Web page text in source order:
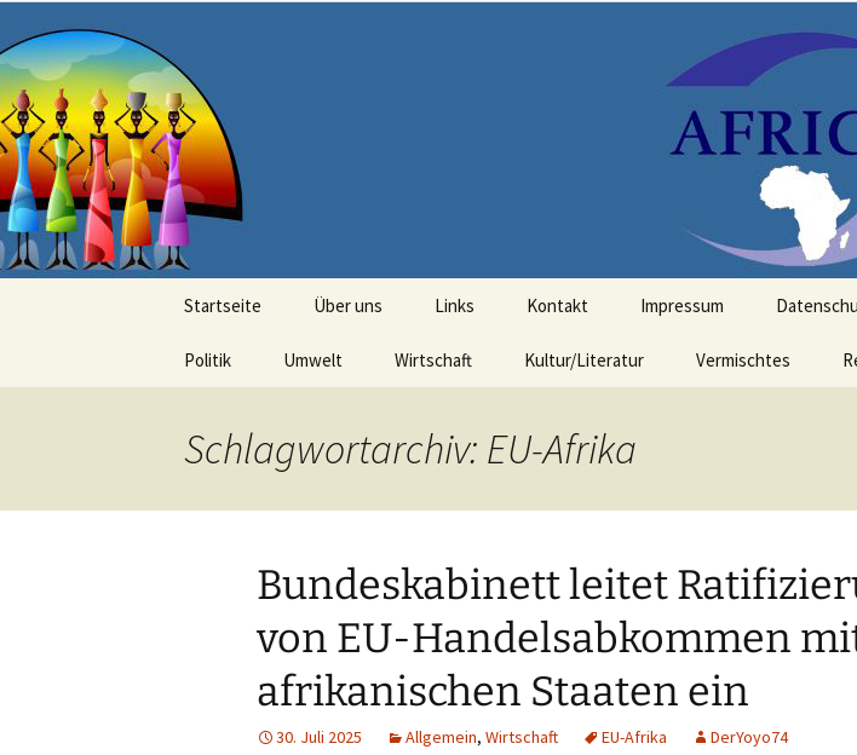
Inhalt
springen
AFRICA live
Startseite Über uns Links Kontakt Impressum
Politik Umwelt Wirtschaft Kultur/Literatur Vermischtes
Schlagwortarchiv: EU-Afrika
Bundeskabinett leitet
von EU-Handelsabkommen
afrikanischen Staaten ein
30. Juli 2025 Allgemein, Wirtschaft EU-Afrika DerYoyo74